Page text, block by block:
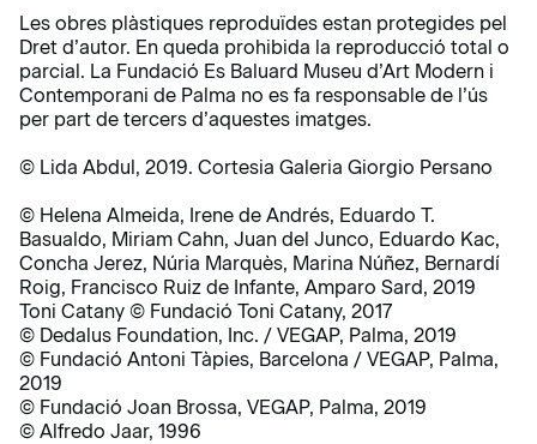
Les obres plàstiques reproduïdes estan protegides pel
Dret d’autor. En queda prohibida la reproducció total o
parcial. La Fundació Es Baluard Museu d’Art Modern i
Contemporani de Palma no es fa responsable de l’ús
per part de tercers d’aquestes imatges.
© Lida Abdul, 2019. Cortesia Galeria Giorgio Persano
© Helena Almeida, Irene de Andrés, Eduardo T.
Basualdo, Miriam Cahn, Juan del Junco, Eduardo Kac,
Concha Jerez, Núria Marquès, Marina Núñez, Bernardí
Roig, Francisco Ruiz de Infante, Amparo Sard, 2019
Toni Catany © Fundació Toni Catany, 2017
© Dedalus Foundation, Inc. / VEGAP, Palma, 2019
© Fundació Antoni Tàpies, Barcelona / VEGAP, Palma,
2019
© Fundació Joan Brossa, VEGAP, Palma, 2019
© Alfredo Jaar, 1996